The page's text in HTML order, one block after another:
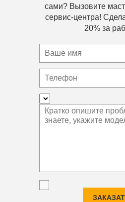
сами? Вызовите
сервис-центра!
20% за